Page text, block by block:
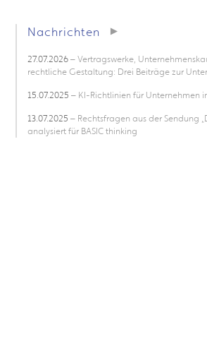
Nachrichten
27.07.2026– Vertragswerke,
rechtliche Gestaltung: Drei Beiträge zur
15.07.2025 – KI-Richtlinien für Unternehmen
13.07.2025 – Rechtsfragen aus der Sendung
analysiert für BASIC thinking